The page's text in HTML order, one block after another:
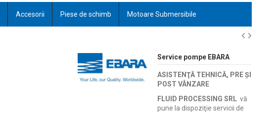
Accesorii Piese de schimb Motoare Submersibile
Service pompe EBARA
ASISTENŢĂ TEHNICĂ, PRE ŞI
POST VÂNZARE
FLUID PROCESSING SRLvă
pune la dispoziţie servicii de